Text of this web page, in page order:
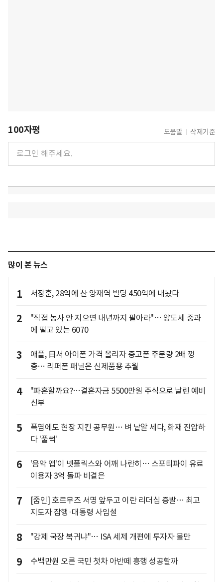
100자평 도움말 삭제기준
많이 본 뉴스
1 서장훈, 28억에 산 양재역 빌딩 450억에 내놨다
2
"직접 농사 안 지으면 내년까지 팔아라"… 양도세 중과
에 떨고 있는 6070
3
애플, 日서 아이폰 가격 올리자 중고폰 주문량 2배 껑
충… 리퍼폰 패널은 신제품용 추월
4
"파혼할까요?…결혼자금 5500만원 주식으로 날린 예비
신부
5
폭염에도 현장 지킨 공무원… 벼 낱알 세다, 화재 진압하
다 '풀썩'
6
'음악 앱'이 넷플릭스와 어깨 나란히… 스포티파이 유료
이용자 3억 돌파 비결은
7
[줌인] 호르무즈 서명 앞두고 이란 리더십 증발… 최고
지도자 잠행·대통령 사임설
8 "강제 국장 복귀냐"… ISA 세제 개편에 투자자 불만
9 수백만원 오른 국민 첫차 아반떼 흥행 성공할까